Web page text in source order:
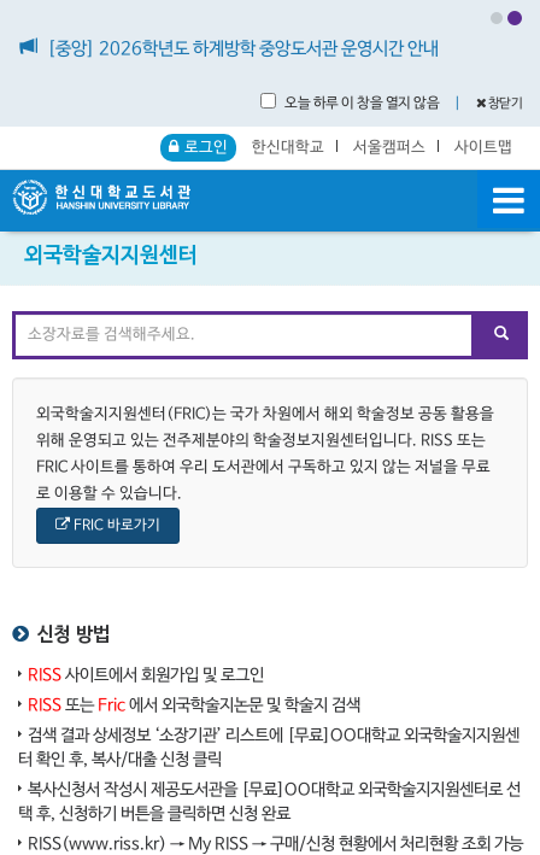
[중앙] 2026학년도 하계방학 중앙도서관 운영시간 안내
오늘 하루 이 창을 열지 않음 창닫기
로그인 한신대학교 서울캠퍼스 사이트맵
외국학술지지원센터
외국학술지지원센터(FRIC)는 국가 차원에서 해외 학술정보 공동 활용을
위해 운영되고 있는 전주제분야의 학술정보지원센터입니다. RISS 또는
FRIC 사이트를 통하여 우리 도서관에서 구독하고 있지 않는 저널을 무료
로 이용할 수 있습니다.
FRIC 바로가기
신청 방법
RISS 사이트에서 회원가입 및 로그인
RISS 또는 Fric 에서 외국학술지논문 및 학술지 검색
검색 결과 상세정보 ‘소장기관’ 리스트에 [무료]OO대학교 외국학술지지원센
터 확인 후, 복사/대출 신청 클릭
복사신청서 작성시 제공도서관을 [무료]OO대학교 외국학술지지원센터로 선
택 후, 신청하기 버튼을 클릭하면 신청 완료
RISS(www.riss.kr) → My RISS → 구매/신청 현황에서 처리현황 조회 가능